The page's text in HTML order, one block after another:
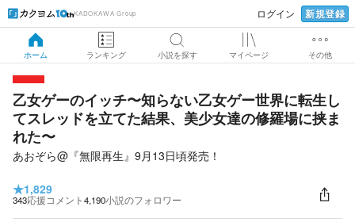
KADOKAWA Group ログイン 新規登録
ホーム ランキング 小説を探す マイページ その他
乙女ゲーのイッチ〜知らない乙女ゲー世界に転生し
てスレッドを立てた結果、美少女達の修羅場に挟ま
れた〜
あおぞら@『無限再生』9月13日頃発売！
★1,829
343応援コメント4,190小説のフォロワー